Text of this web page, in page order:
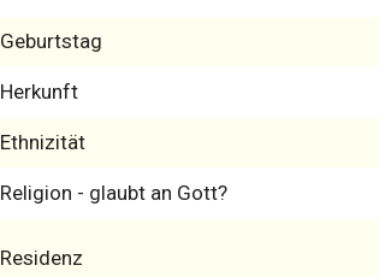
Geburtstag
Herkunft
Ethnizität
Religion - glaubt an Gott?
Residenz